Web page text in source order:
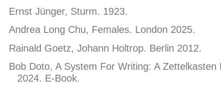
Ernst Jünger, Sturm. 1923.
Andrea Long Chu, Females. London 2025.
Rainald Goetz, Johann Holtrop. Berlin 2012.
Bob Doto, A System For Writing: A Zettelkasten
2024. E-Book.